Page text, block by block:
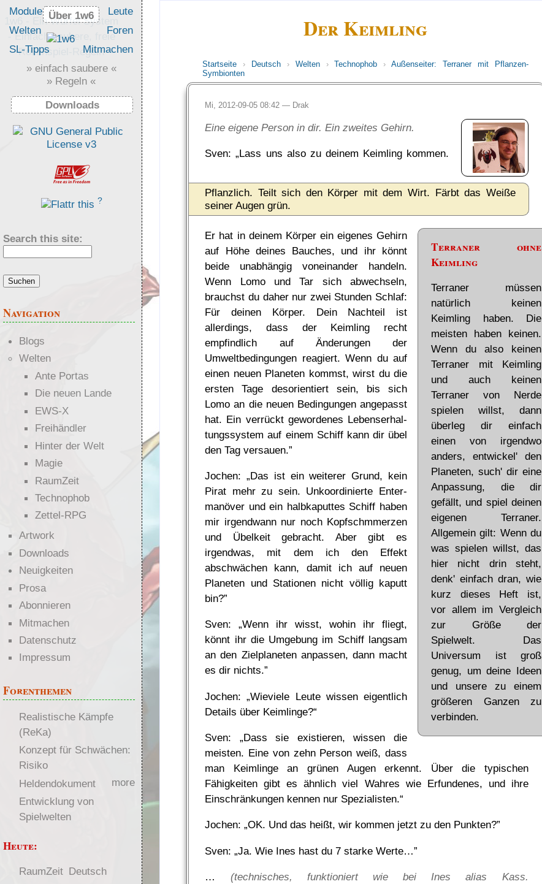
1w6 - Ein Würfel System
- Einfach saubere, freie
Rollenspiel-Regeln
Der Keimling
Startseite › Deutsch › Welten›Technophob ›Außenseiter: Terraner mit Pflanzen-
Symbionten
Mi, 2012-09-05 08:42 — Drak
Eine eigene Person in dir. Ein zweites Gehirn.
Pflanzlich. Teilt sich den Körper mit dem Wirt. Färbt das Weiße
seiner Augen grün.
Terraner ohne
Keimling
Terraner müssen
natürlich keinen
Keimling haben. Die
meisten haben keinen.
Wenn du also keinen
Terraner mit Keimling
und auch keinen
Terraner von Nerde
spielen willst, dann
überleg dir einfach
einen von irgendwo
anders, entwickel' den
Planeten, such' dir eine
Anpassung, die dir
gefällt, und spiel deinen
eigenen Terraner.
Allgemein gilt: Wenn du
was spielen willst, das
hier nicht drin steht,
denk' einfach dran, wie
kurz dieses Heft ist,
vor allem im Vergleich
zur Größe der
Spielwelt. Das
Universum ist groß
genug, um deine Ideen
und unsere zu einem
größeren Ganzen zu
verbinden.
Sven: „Lass uns also zu deinem Keimling kommen.
Er hat in deinem Körper ein eigenes Gehirn
auf Höhe deines Bauches, und ihr könnt
beide unabhängig voneinander handeln.
Wenn Lomo und Tar sich abwechseln,
brauchst du daher nur zwei Stunden Schlaf:
Für deinen Körper. Dein Nachteil ist
allerdings, dass der Keimling recht
empfindlich auf Änderungen der
Umweltbedingungen reagiert. Wenn du auf
einen neuen Planeten kommst, wirst du die
ersten Tage desorientiert sein, bis sich
Lomo an die neuen Bedingungen angepasst
hat. Ein verrückt gewordenes Le­bens­er­hal­
tungs­sys­tem auf einem Schiff kann dir übel
den Tag versauen.”
Jochen: „Das ist ein weiterer Grund, kein
Pirat mehr zu sein. Unkoordinierte En­ter­
ma­nö­ver und ein halbkaputtes Schiff haben
mir irgend­wann nur noch Kopfschmmerzen
und Übelkeit gebracht. Aber gibt es
irgendwas, mit dem ich den Effekt
abschwächen kann, damit ich auf neuen
Planeten und Stationen nicht völlig kaputt
bin?”
Sven: „Wenn ihr wisst, wohin ihr fliegt,
könnt ihr die Umgebung im Schiff langsam
an den Zielplaneten anpassen, dann macht
es dir nichts.”
Jochen: „Wieviele Leute wissen eigentlich
Details über Keimlinge?“
Sven: „Dass sie existieren, wissen die
meisten. Eine von zehn Person weiß, dass
man Keimlinge an grünen Augen erkennt. Über die typischen
Fähigkeiten gibt es ähnlich viel Wahres wie Erfundenes, und ihre
Einschränkungen kennen nur Spezialisten.“
Jochen: „OK. Und das heißt, wir kommen jetzt zu den Punkten?”
Sven: „Ja. Wie Ines hast du 7 starke Werte…”
… (technisches, funktioniert wie bei Ines alias Kass.
Über 1w6
Module
Leute
Welten
Foren
SL-Tipps
Mitmachen
» einfach saubere «
» Regeln «
Über 1w6
Downloads
?
Search this site:
Navigation
Blogs
Welten
Ante Portas
Die neuen Lande
EWS-X
Freihändler
Hinter der Welt
Magie
RaumZeit
Technophob
Zettel-RPG
Artwork
Downloads
Neuigkeiten
Prosa
Abonnieren
Mitmachen
Datenschutz
Impressum
Forenthemen
Realistische Kämpfe
(ReKa)
Konzept für Schwächen:
Risiko
Heldendokument
Entwicklung von
Spielwelten
more
Heute:
RaumZeit Deutsch